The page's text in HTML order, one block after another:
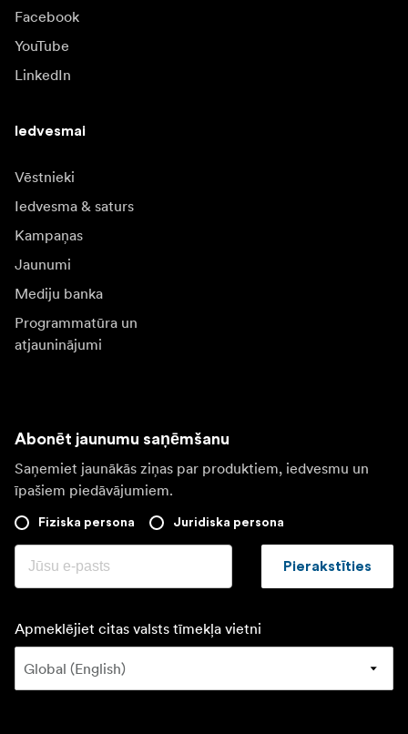
Facebook
YouTube
LinkedIn
Iedvesmai
Vēstnieki
Iedvesma & saturs
Kampaņas
Jaunumi
Mediju banka
Programmatūra un
atjauninājumi
Abonēt jaunumu saņēmšanu
Saņemiet jaunākās ziņas par produktiem, iedvesmu un
īpašiem piedāvājumiem.
Fiziska persona Juridiska persona
Pierakstīties
Apmeklējiet citas valsts tīmekļa vietni